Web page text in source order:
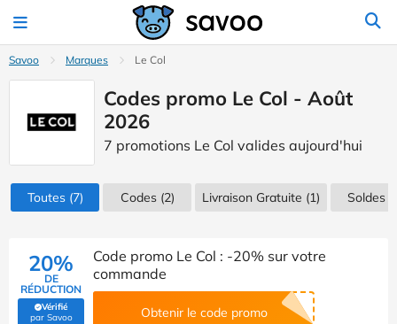
Savoo Marques Le Col
Codes promo Le Col - Août
2026
7 promotions Le Col valides aujourd'hui
Toutes(7) Codes(2) Livraison Gratuite (1) Soldes
20%
DE
RÉDUCTION
Vérifié
par Savoo(Vérifié par Savoo)
Code promo Le Col : -20% sur votre
commande
Obtenir le code promo